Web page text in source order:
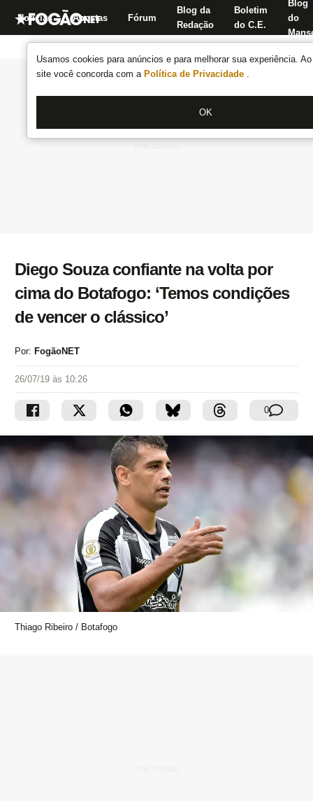
Usamos cookies para anúncios e para melhorar sua experiência.
site você concorda com a Política de Privacidade .
OK
Notícias Apostas Fórum
Blog da
Redação
Boletim
do C.E.
Blog
do
Diego Souza confiante na volta por
cima do Botafogo: ‘Temos condições
de vencer o clássico’
Por: FogãoNET
26/07/19 às 10:26
0
Thiago Ribeiro / Botafogo